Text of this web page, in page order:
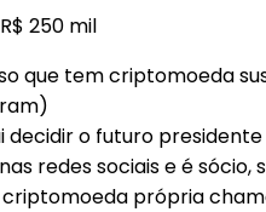
250 mil
o futuro presidente
redes sociais e é sócio,
própria